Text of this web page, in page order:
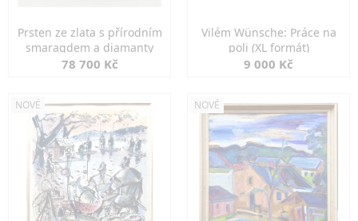
Prsten ze zlata s přírodním
smaragdem a diamanty
78 700 Kč
Vilém Wünsche: Práce na
poli (XL formát)
9 000 Kč
NOVÉ NOVÉ